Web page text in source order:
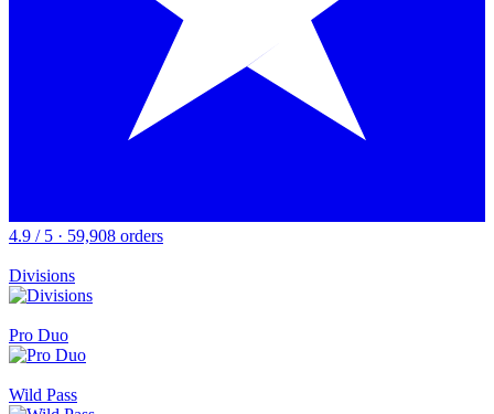
4.9 / 5 · 59,908 orders
Divisions
Pro Duo
Wild Pass